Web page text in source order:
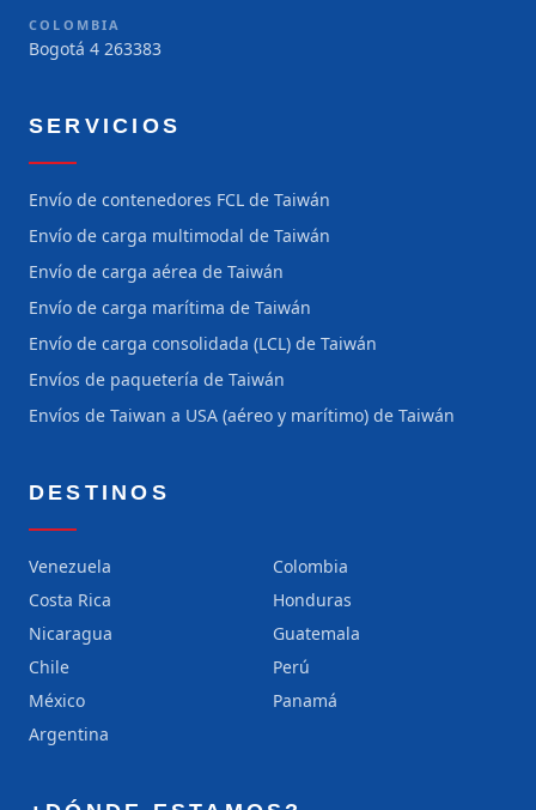
COLOMBIA
Bogotá 4 263383
SERVICIOS
Envío de contenedores FCL de Taiwán
Envío de carga multimodal de Taiwán
Envío de carga aérea de Taiwán
Envío de carga marítima de Taiwán
Envío de carga consolidada (LCL) de Taiwán
Envíos de paquetería de Taiwán
Envíos de Taiwan a USA (aéreo y marítimo) de Taiwán
DESTINOS
Venezuela
Colombia
Costa Rica
Honduras
Nicaragua
Guatemala
Chile
Perú
México
Panamá
Argentina